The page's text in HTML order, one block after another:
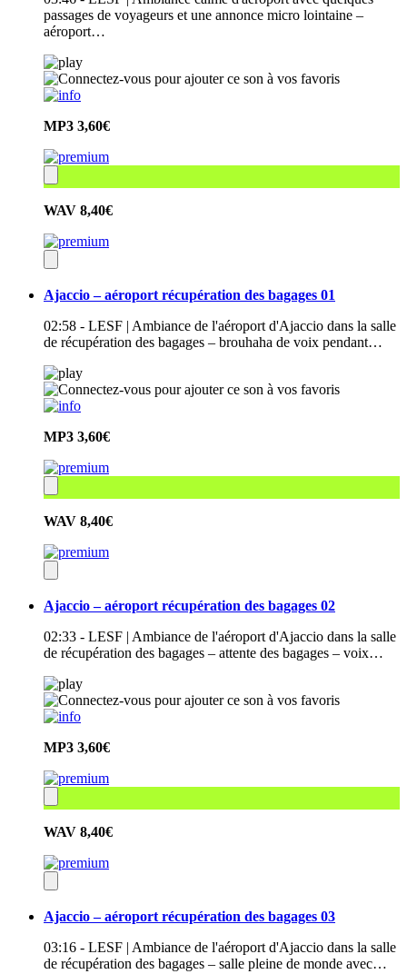
passages de voyageurs et une annonce micro lointaine –
aéroport…
MP3 3,60€
WAV 8,40€
Ajaccio – aéroport récupération des bagages 01
02:58 - LESF | Ambiance de l'aéroport d'Ajaccio dans la salle
de récupération des bagages – brouhaha de voix pendant…
MP3 3,60€
WAV 8,40€
Ajaccio – aéroport récupération des bagages 02
02:33 - LESF | Ambiance de l'aéroport d'Ajaccio dans la salle
de récupération des bagages – attente des bagages – voix…
MP3 3,60€
WAV 8,40€
Ajaccio – aéroport récupération des bagages 03
03:16 - LESF | Ambiance de l'aéroport d'Ajaccio dans la salle
de récupération des bagages – salle pleine de monde avec…